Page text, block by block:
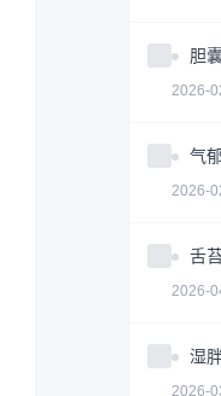
胆
2026-
气
2026-
舌
2026-
湿
2026-